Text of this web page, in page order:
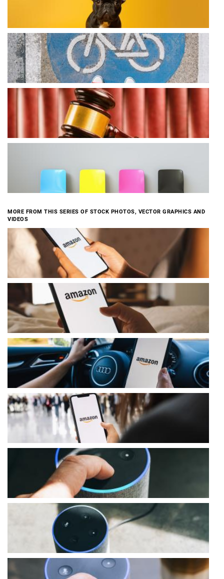
MORE FROM THIS SERIES OF STOCK PHOTOS, VECTOR GRAPHICS AND
VIDEOS